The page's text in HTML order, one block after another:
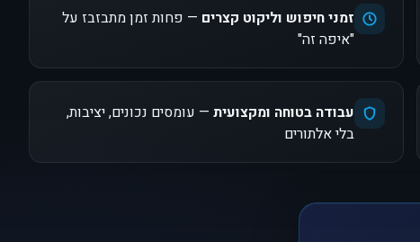
זמני חיפוש וליקוט קצרים — פחות זמן מתבזבז על
"איפה זה"
עבודה בטוחה ומקצועית— עומסים נכונים, יציבות,
בלי אלתורים